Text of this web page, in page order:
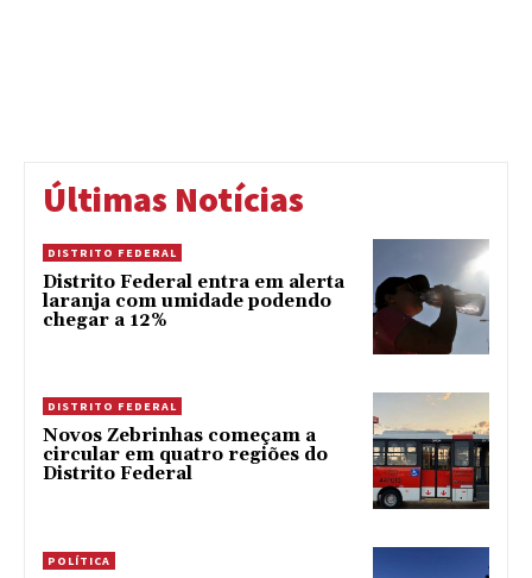
Últimas Notícias
DISTRITO FEDERAL
Distrito Federal entra em alerta
laranja com umidade podendo
chegar a 12%
DISTRITO FEDERAL
Novos Zebrinhas começam a
circular em quatro regiões do
Distrito Federal
POLÍTICA